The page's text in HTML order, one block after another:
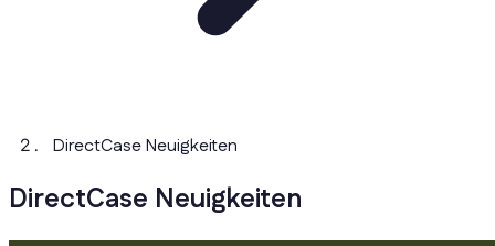
DirectCase Neuigkeiten
DirectCase Neuigkeiten